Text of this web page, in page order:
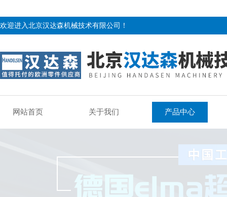
欢迎进入北京汉达森机械技术有限公司！
网站首页 关于我们 产品中心